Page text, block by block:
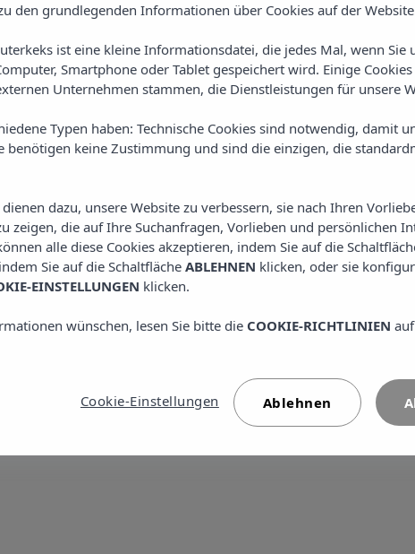
den grundlegenden Informationen über Cookies auf der
ist eine kleine Informationsdatei, die jedes Mal, wenn Sie
Smartphone oder Tablet gespeichert wird. Einige
Unternehmen stammen, die Dienstleistungen für unsere
Typen haben: Technische Cookies sind notwendig, damit
benötigen keine Zustimmung und sind die einzigen, die
dazu, unsere Website zu verbessern, sie nach Ihren
zeigen, die auf Ihre Suchanfragen, Vorlieben und persönlichen
alle diese Cookies akzeptieren, indem Sie auf die
Sie auf die SchaltflächeABLEHNEN klicken, oder sie
EINSTELLUNGEN klicken.
wünschen, lesen Sie bitte die COOKIE-RICHTLINIEN
Cookie-Einstellungen Ablehnen